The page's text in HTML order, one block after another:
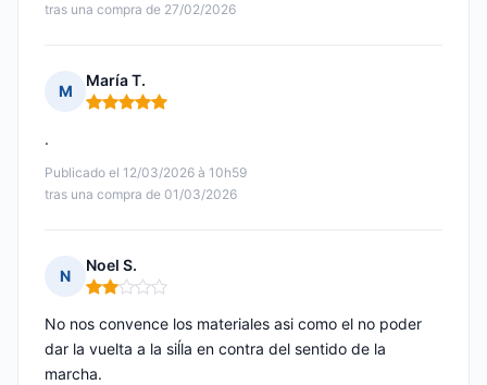
tras una compra de 27/02/2026
M
María T.
Nota: 5 de 5
Publicado el 12/03/2026 à 10h59
tras una compra de 01/03/2026
.
N
Noel S.
Nota: 2 de 5
No nos convence los materiales asi como el no poder
dar la vuelta a la siĺla en contra del sentido de la
marcha.